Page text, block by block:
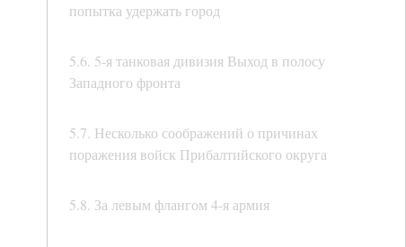
попытка удержать город
5.6. 5-я танковая дивизия Выход в полосу
Западного фронта
5.7. Несколько соображений о причинах
поражения войск Прибалтийского округа
5.8. За левым флангом 4-я армия